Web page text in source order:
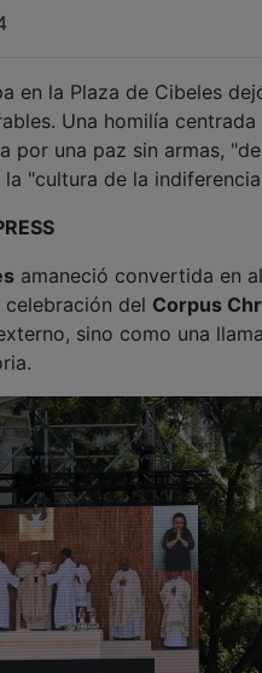
en la Plaza de Cibeles
Una homilía
por una paz sin armas,
"cultura de la
amaneció convertida en
del Corpus
sino como una